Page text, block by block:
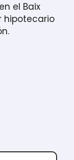
el Baix
hipotecario